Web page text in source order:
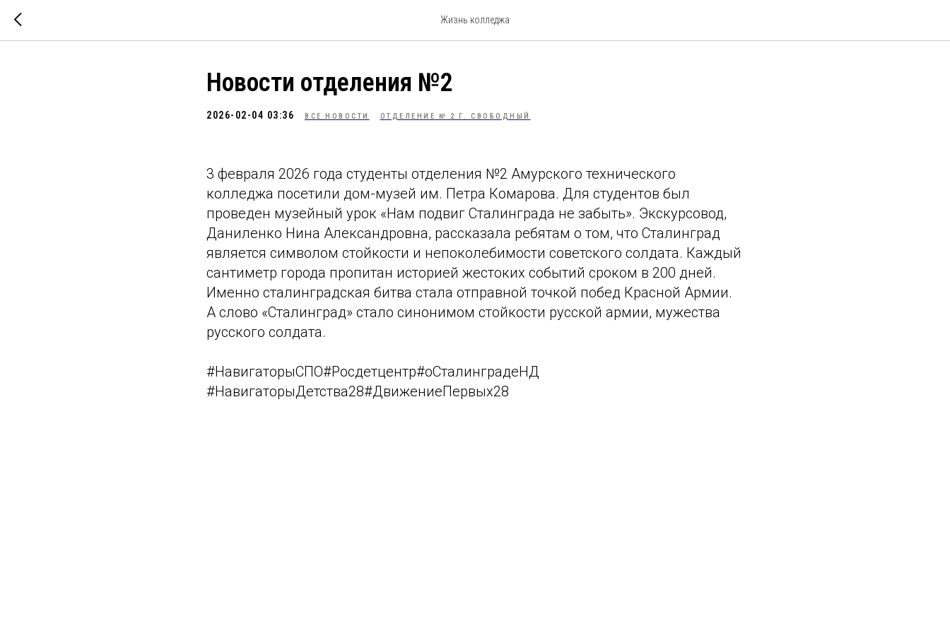
Жизнь колледжа
Новости отделения №2
2026-02-04 03:36 ВСЕ НОВОСТИ ОТДЕЛЕНИЕ № 2 Г. СВОБОДНЫЙ
3 февраля 2026 года студенты отделения №2 Амурского технического
колледжа посетили дом-музей им. Петра Комарова. Для студентов был
проведен музейный урок «Нам подвиг Сталинграда не забыть». Экскурсовод,
Даниленко Нина Александровна, рассказала ребятам о том, что Сталинград
является символом стойкости и непоколебимости советского солдата. Каждый
сантиметр города пропитан историей жестоких событий сроком в 200 дней.
Именно сталинградская битва стала отправной точкой побед Красной Армии.
А слово «Сталинград» стало синонимом стойкости русской армии, мужества
русского солдата.
#НавигаторыСПО#Росдетцентр#оСталинградеНД
#НавигаторыДетства28#ДвижениеПервых28